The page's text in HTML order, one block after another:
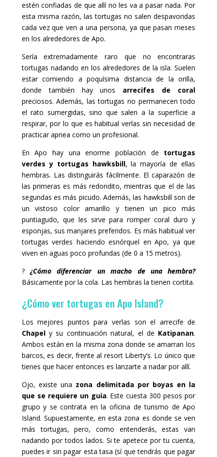
estén confiadas de que allí no les va a pasar nada. Por
esta misma razón, las tortugas no salen despavoridas
cada vez que ven a una persona, ya que pasan meses
en los alrededores de Apo.
Sería extremadamente raro que no encontraras
tortugas nadando en los alrededores de la isla. Suelen
estar comiendo a poquísima distancia de la orilla,
donde también hay unos arrecifes de coral
preciosos. Además, las tortugas no permanecen todo
el rato sumergidas, sino que salen a la superficie a
respirar, por lo que es habitual verlas sin necesidad de
practicar apnea como un profesional.
En Apo hay una enorme población de tortugas
verdes y tortugas hawksbill, la mayoría de ellas
hembras. Las distinguirás fácilmente. El caparazón de
las primeras es más redondito, mientras que el de las
segundas es más picudo. Además, las hawksbill son de
un vistoso color amarillo y tienen un pico más
puntiagudo, que les sirve para romper coral duro y
esponjas, sus manjares preferidos. Es más habitual ver
tortugas verdes haciendo esnórquel en Apo, ya que
viven en aguas poco profundas (de 0 a 15 metros).
?¿Cómo diferenciar un macho de una hembra?
Básicamente por la cola. Las hembras la tienen cortita.
¿Cómo ver tortugas en Apo Island?
Los mejores puntos para verlas son el arrecife de
Chapely su continuación natural, el de Katipanan.
Ambos están en la misma zona donde se amarran los
barcos, es decir, frente al resort Liberty’s. Lo único que
tienes que hacer entonces es lanzarte a nadar por allí.
Ojo, existe una zona delimitada por boyas en la
que se requiere un guía. Este cuesta 300 pesos por
grupo y se contrata en la oficina de turismo de Apo
Island. Supuestamente, en esta zona es donde se ven
más tortugas, pero, como entenderás, estas van
nadando por todos lados. Si te apetece por tu cuenta,
puedes ir sin pagar esta tasa (sí que tendrás que pagar